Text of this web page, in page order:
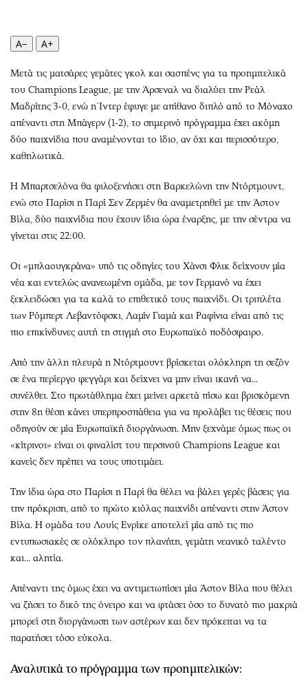
Κόσμος
Πολιτισμός
Σινεμά
Θέατρο-Χορός
Μουσική
Εικαστικά
Βιβλίο
Χειρόγραφα
Εκπομπές
Wine routes
Podcasts
Uncut
Προσωπικότητες στην ''Κ''
Επιστολές
A− A+
Μετά τις ματσάρες γεμάτες γκολ και σασπένς για τα προημιτελικά
του Champions League, με την Άρσεναλ να διαλύει την Ρεάλ
Μαδρίτης 3-0, ενώ η Ίντερ έφυγε με απίθανο διπλό από το Μόναχο
απέναντι στη Μπάγερν (1-2), το σημερινό πρόγραμμα έχει ακόμη
δύο παιχνίδια που αναμένονται το ίδιο, αν όχι και περισσότερο,
καθηλωτικά.
Η Μπαρτσελόνα θα φιλοξενήσει στη Βαρκελώνη την Ντόρτμουντ,
ενώ στο Παρίσι η Παρί Σεν Ζερμέν θα αναμετρηθεί με την Άστον
Βίλα, δύο παιχνίδια που έχουν ίδια ώρα έναρξης, με την σέντρα να
γίνεται στις 22:00.
Οι «μπλαουγκράνα» υπό τις οδηγίες του Χάνσι Φλικ δείχνουν μία
νέα και εντελώς ανανεωμένη ομάδα, με τον Γερμανό να έχει
ξεκλειδώσει για τα καλά το επιθετικό τους παιχνίδι. Οι τριπλέτα
των Ρόμπερτ Λεβαντόφσκι, Λαμίν Γιαμά και Ραφίνια είναι από τις
πιο επικίνδυνες αυτή τη στιγμή στο Ευρωπαϊκό ποδόσφαιρο.
Από την άλλη πλευρά η Ντόρτμουντ βρίσκεται ολόκληρη τη σεζόν
σε ένα περίεργο φεγγάρι και δείχνει να μην είναι ικανή να...
συνέλθει. Στο πρωτάθλημα έχει μείνει αρκετά πίσω και βρισκόμενη
στην 8η θέση κάνει υπερπροσπάθεια για να προλάβει τις θέσεις που
οδηγούν σε μία Ευρωπαϊκή διοργάνωση. Μην ξεχνάμε όμως πως οι
«κίτρινοι» είναι οι φιναλίστ του περσινού Champions League και
κανείς δεν πρέπει να τους υποτιμάει.
Την ίδια ώρα στο Παρίσι η Παρί θα θέλει να βάλει γερές βάσεις για
την πρόκριση, από το πρώτο κιόλας παιχνίδι απέναντι στην Άστον
Βίλα. Η ομάδα του Λουίς Ενρίκε αποτελεί μία από τις πιο
εντυπωσιακές σε ολόκληρο τον πλανήτη, γεμάτη νεανικό ταλέντο
και... αλητία.
Απέναντι της όμως έχει να αντιμετωπίσει μία Άστον Βίλα που θέλει
να ζήσει το δικό της όνειρο και να φτάσει όσο το δυνατό πιο μακριά
μπορεί στη διοργάνωση των αστέρων και δεν πρόκειται να τα
παρατήσει τόσο εύκολα.
Αναλυτικά το πρόγραμμα των προημιτελικών: